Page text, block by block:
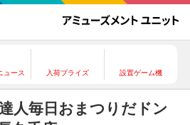
ュース 入荷プライズ 設置ゲーム機
人毎日おまつりだドン